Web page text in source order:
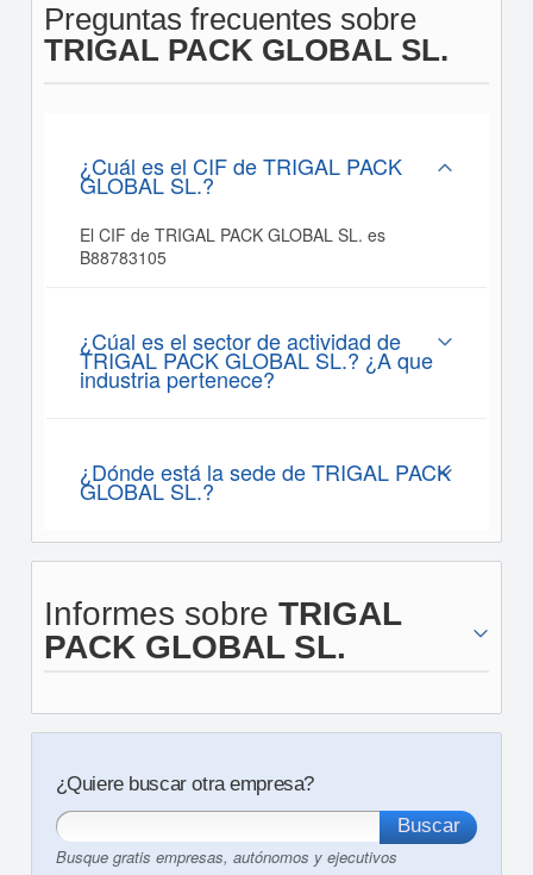
Preguntas frecuentes sobre
TRIGAL PACK GLOBAL SL.
¿Cuál es el CIF de TRIGAL PACK
GLOBAL SL.?
El CIF de TRIGAL PACK GLOBAL SL. es
B88783105
¿Cúal es el sector de actividad de
TRIGAL PACK GLOBAL SL.? ¿A que
industria pertenece?
¿Dónde está la sede de TRIGAL PACK
GLOBAL SL.?
Informes sobre TRIGAL
PACK GLOBAL SL.
¿Quiere buscar otra empresa?
Busque gratis empresas, autónomos y ejecutivos